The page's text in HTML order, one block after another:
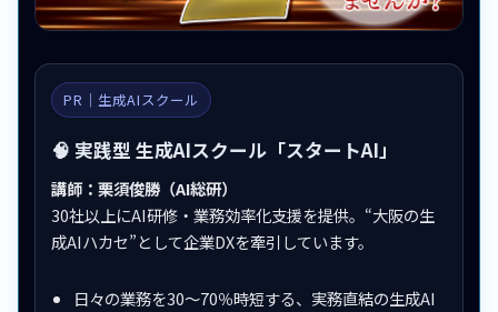
PR｜生成AIスクール
🧠 実践型 生成AIスクール「スタートAI」
講師：栗須俊勝（AI総研）
30社以上にAI研修・業務効率化支援を提供。“大阪の生
成AIハカセ”として企業DXを牽引しています。
日々の業務を30〜70％時短する、実務直結の生成AI